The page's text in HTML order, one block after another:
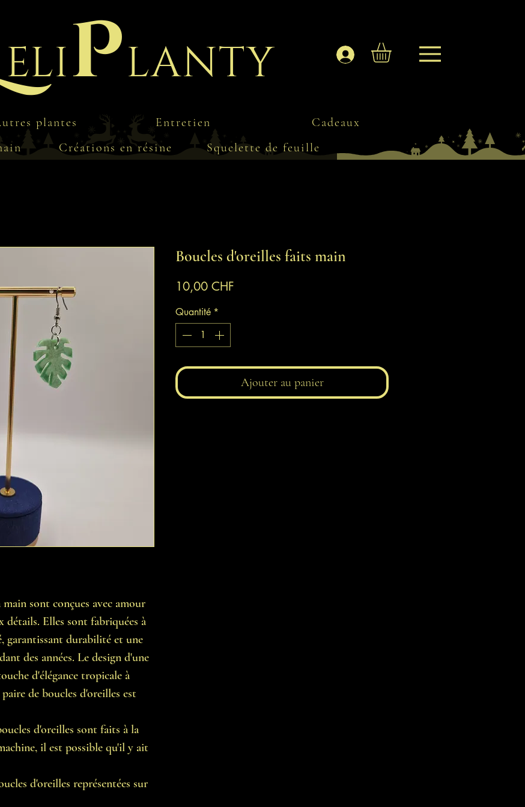
Se connecter
eliPlanty
plantes Entretien
Cadeaux
Créations en résine
Squelette de feuille
sont conçues avec amour
Elles sont fabriquées à
garantissant durabilité et une
des années. Le design d'une
d'élégance tropicale à
de boucles d'oreilles est
d'oreilles sont faits à la
il est possible qu'il y ait
d'oreilles représentées sur
Boucles d'oreilles faits main
10,00 CHF
Quantité *
Ajouter au panier